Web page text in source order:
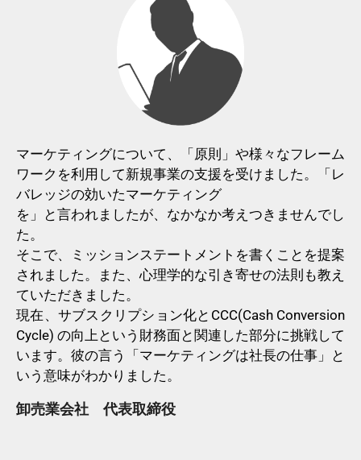
マーケティングについて、「原則」や様々なフレーム
ワークを利用して新規事業の支援を受けました。「レ
バレッジの効いたマーケティング
を」と言われましたが、なかなか考えつきませんでし
た。
そこで、ミッションステートメントを書くことを提案
されました。また、心理学的な引き寄せの法則も教え
ていただきました。
現在、サブスクリプション化とCCC(Cash Conversion
Cycle) の向上という財務面と関連した部分に挑戦して
います。彼の言う「マーケティングは社長の仕事」と
いう意味がわかりました。
卸売業会社 代表取締役